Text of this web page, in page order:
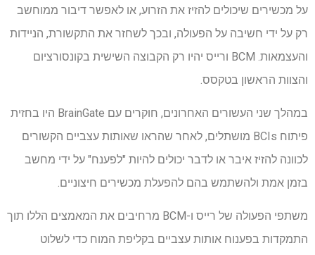
על מכשירים שיכולים להזיז את הזרוע, או לאפשר דיבור ממוחשב
רק על ידי חשיבה על הפעולה, ובכך לשחזר את התקשורת, הניידות
והעצמאות. BCM ורייס יהיו רק הקבוצה השישית בקונסורציום
והצוות הראשון בטקסס.
במהלך שני העשורים האחרונים, חוקרים עם BrainGate היו בחזית
פיתוח BCIs מושתלים, לאחר שהראו שאותות עצביים הקשורים
לכוונה להזיז איבר או לדבר יכולים להיות "לפענח" על ידי מחשב
בזמן אמת ולהשתמש בהם להפעלת מכשירים חיצוניים.
משתפי הפעולה של רייס ו-BCM מרחיבים את המאמצים הללו תוך
התמקדות בפענוח אותות עצביים בקליפת המוח כדי לשלוט